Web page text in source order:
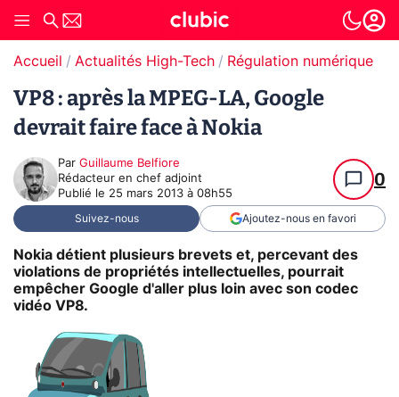
Accueil Actualités High-Tech Régulation numérique
VP8 : après la MPEG-LA, Google
devrait faire face à Nokia
Par Guillaume Belfiore
Rédacteur en chef adjoint
Publié le 25 mars 2013 à 08h55
0
Suivez-nous Ajoutez-nous en favori
Nokia détient plusieurs brevets et, percevant des
violations de propriétés intellectuelles, pourrait
empêcher Google d'aller plus loin avec son codec
vidéo VP8.